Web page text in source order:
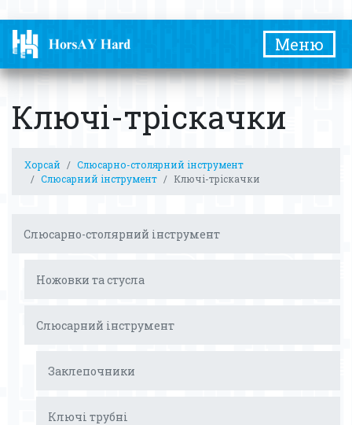
Меню
Ключі-тріскачки
Хорсай
Слюсарно-столярний інструмент
Слюсарний інструмент
Ключі-тріскачки
Слюсарно-столярний інструмент
Ножовки та стусла
Слюсарний інструмент
Заклепочники
Ключі трубні